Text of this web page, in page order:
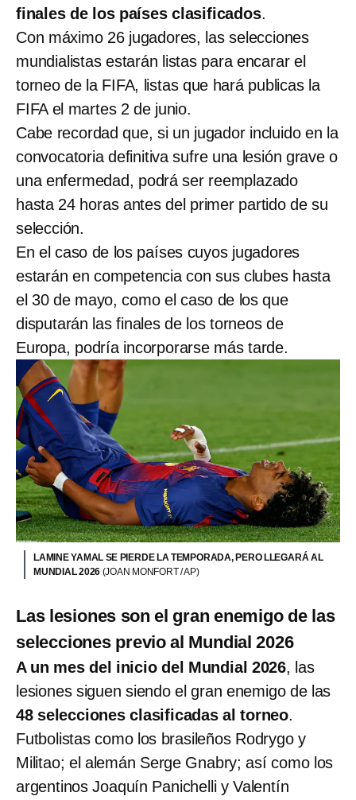
finales de los países clasificados.
Con máximo 26 jugadores, las selecciones
mundialistas estarán listas para encarar el
torneo de la FIFA, listas que hará publicas la
FIFA el martes 2 de junio.
Cabe recordad que, si un jugador incluido en la
convocatoria definitiva sufre una lesión grave o
una enfermedad, podrá ser reemplazado
hasta 24 horas antes del primer partido de su
selección.
En el caso de los países cuyos jugadores
estarán en competencia con sus clubes hasta
el 30 de mayo, como el caso de los que
disputarán las finales de los torneos de
Europa, podría incorporarse más tarde.
LAMINE YAMAL SE PIERDE LA TEMPORADA, PERO LLEGARÁ AL
MUNDIAL 2026 (JOAN MONFORT / AP)
Las lesiones son el gran enemigo de las
selecciones previo al Mundial 2026
A un mes del inicio del Mundial 2026, las
lesiones siguen siendo el gran enemigo de las
48 selecciones clasificadas al torneo.
Futbolistas como los brasileños Rodrygo y
Militao; el alemán Serge Gnabry; así como los
argentinos Joaquín Panichelli y Valentín